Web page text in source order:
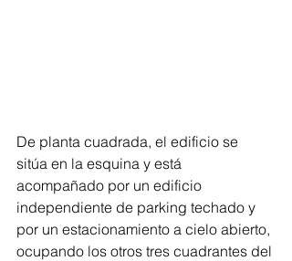
De planta cuadrada, el edificio se
sitúa en la esquina y está
acompañado por un edificio
independiente de parking techado y
por un estacionamiento a cielo abierto,
ocupando los otros tres cuadrantes del